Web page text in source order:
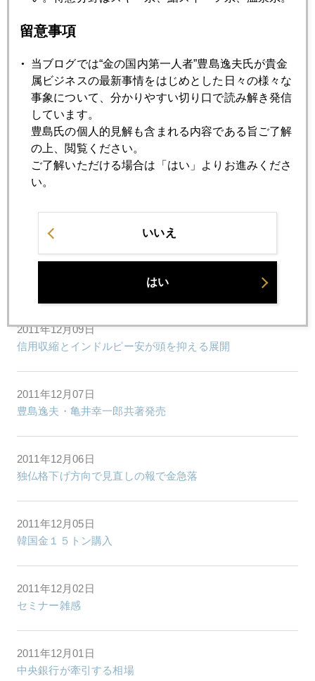
2011年12月16日
金は未だ下げ足りず ジム・ロジャース氏
2011年12月15日
劇場のシンドローム 金急落の真相
2011年12月14日
金下落加速中
金急落の理由
2011年12月12日
2011年12月09日
信用収縮とインドルピー安が頭を抑える展開
2011年12月07日
豊島逸夫・亀井幸一郎共著発売
2011年12月06日
独仏格下げ方向で見直しの報で金急落
2011年12月05日
韓国金１５トン購入
2011年12月02日
セミナー雑感
2011年12月01日
中央銀行が牽引する相場
留意事項
当ブログでは“金の国内第一人者”豊島逸夫氏が貴金
属ビジネスの最新事情をはじめとした日々の様々な
事象について、分かりやすい切り口で読み解き発信
しています。
豊島氏の個人的見解も含まれる内容である旨ご了解
の上、閲覧ください。
ご了解いただける場合は「はい」よりお進みくださ
い。
いいえ
はい